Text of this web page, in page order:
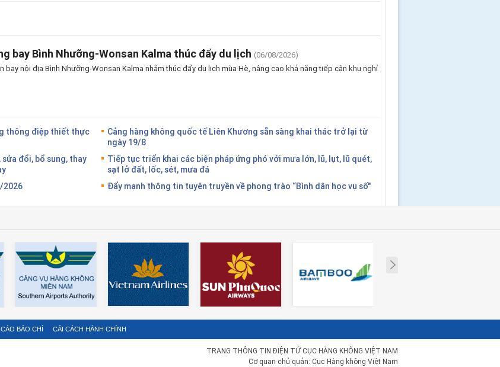
bay Bình Nhưỡng-Wonsan Kalma thúc đẩy du lịch (06/08/2026)
bay nội địa Bình Nhưỡng-Wonsan Kalma nhằm thúc đẩy du lịch mùa Hè, nâng cao khả năng tiếp cận khu nghỉ
thông điệp thiết thực
đổi, bổ sung, thay
2026
Cảng hàng không quốc tế Liên Khương sẵn sàng khai thác trở lại từ
ngày 19/8
Tiếp tục triển khai các biện pháp ứng phó với mưa lớn, lũ, lụt, lũ quét,
sạt lở đất, lốc, sét, mưa đá
Đẩy mạnh thông tin tuyên truyền về phong trào “Bình dân học vụ số"
BÁO CHÍ CẢI CÁCH HÀNH CHÍNH
TRANG THÔNG TIN ĐIỆN TỬ CỤC HÀNG KHÔNG VIỆT NAM
Cơ quan chủ quản: Cục Hàng không Việt Nam